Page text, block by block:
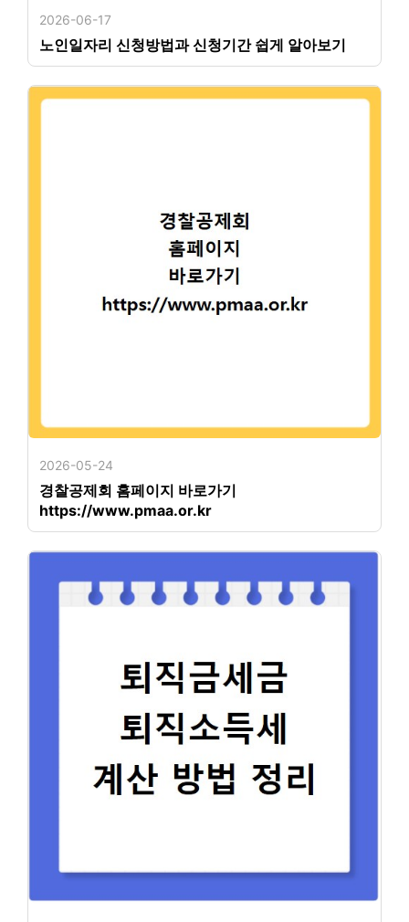
2026-06-17
노인일자리 신청방법과 신청기간 쉽게 알아보기
2026-05-24
경찰공제회 홈페이지 바로가기
https://www.pmaa.or.kr